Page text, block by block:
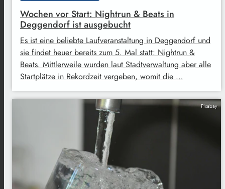
Wochen vor Start: Nightrun & Beats in
Deggendorf ist ausgebucht
Es ist eine beliebte Laufveranstaltung in Deggendorf und
sie findet heuer bereits zum 5. Mal statt: Nightrun &
Beats. Mittlerweile wurden laut Stadtverwaltung aber alle
Startplätze in Rekordzeit vergeben, womit die …
Pixabay